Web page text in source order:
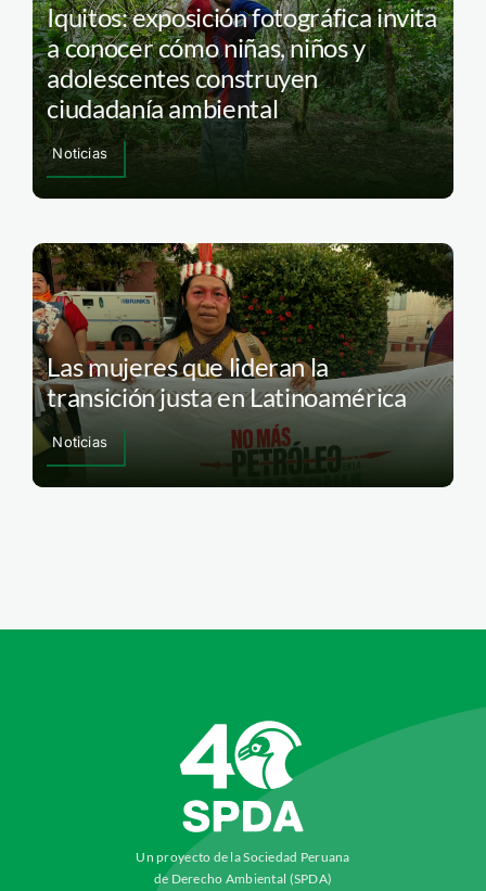
Iquitos: exposición fotográfica invita
a conocer cómo niñas, niños y
adolescentes construyen
ciudadanía ambiental
Noticias
Las mujeres que lideran la
transición justa en Latinoamérica
Noticias
Un proyecto de la Sociedad Peruana
de Derecho Ambiental (SPDA)